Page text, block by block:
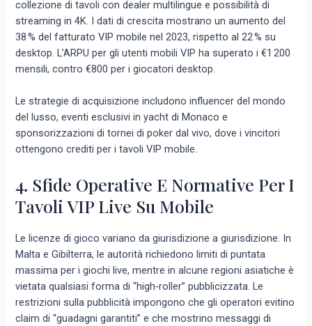
collezione di tavoli con dealer multilingue e possibilità di
streaming in 4K. I dati di crescita mostrano un aumento del
38 % del fatturato VIP mobile nel 2023, rispetto al 22 % su
desktop. L’ARPU per gli utenti mobili VIP ha superato i €1 200
mensili, contro €800 per i giocatori desktop.
Le strategie di acquisizione includono influencer del mondo
del lusso, eventi esclusivi in yacht di Monaco e
sponsorizzazioni di tornei di poker dal vivo, dove i vincitori
ottengono crediti per i tavoli VIP mobile.
4. Sfide Operative E Normative Per I
Tavoli VIP Live Su Mobile
Le licenze di gioco variano da giurisdizione a giurisdizione. In
Malta e Gibilterra, le autorità richiedono limiti di puntata
massima per i giochi live, mentre in alcune regioni asiatiche è
vietata qualsiasi forma di “high‑roller” pubblicizzata. Le
restrizioni sulla pubblicità impongono che gli operatori evitino
claim di “guadagni garantiti” e che mostrino messaggi di